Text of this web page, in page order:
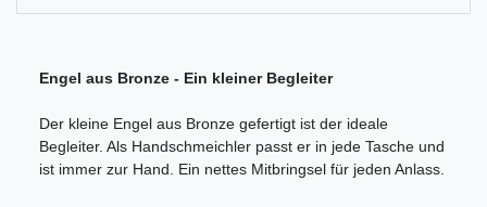
Engel aus Bronze - Ein kleiner Begleiter
Der kleine Engel aus Bronze gefertigt ist der ideale
Begleiter. Als Handschmeichler passt er in jede Tasche und
ist immer zur Hand. Ein nettes Mitbringsel für jeden Anlass.